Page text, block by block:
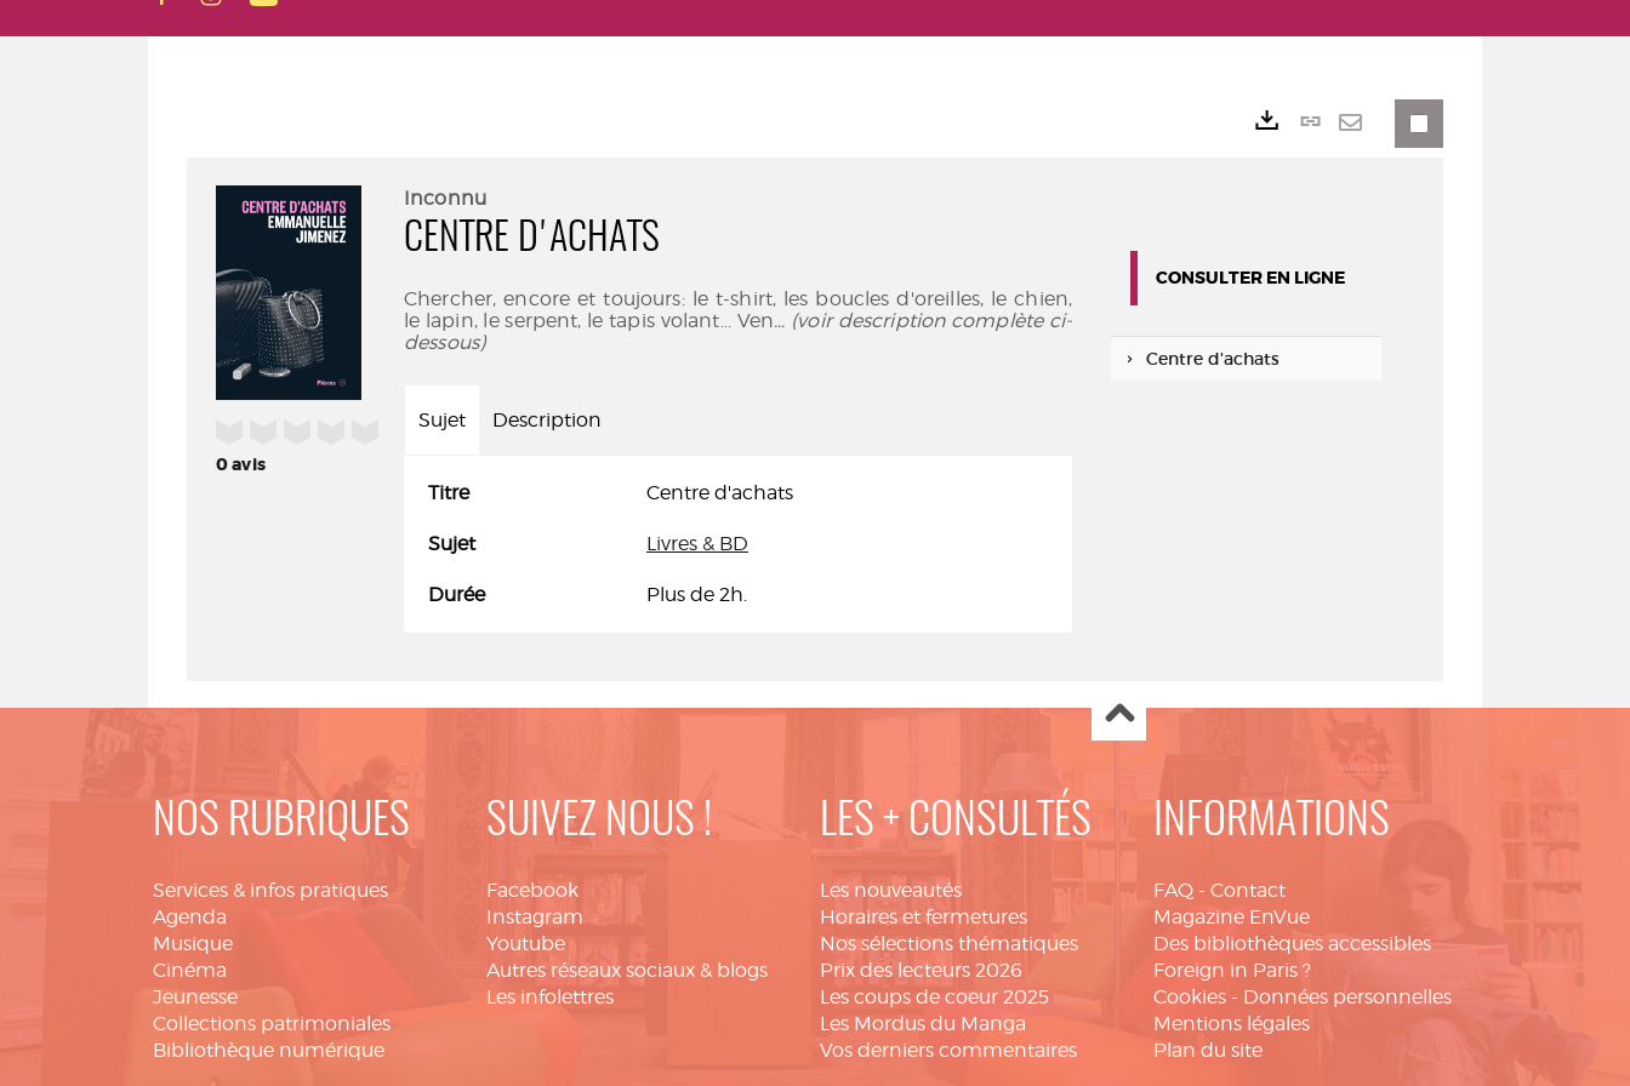
0avis
Inconnu
CENTRE D'ACHATS
Chercher, encore et toujours: le t-shirt, les boucles d'oreilles, le chien,
le lapin, le serpent, le tapis volant... Ven... (voir description complète ci-
dessous)
Sujet Description
Titre Centre d'achats
Sujet Livres & BD
Durée Plus de 2h.
Lien
CONSULTER EN LIGNE
Centre d'achats
NOS RUBRIQUES
Services & infos pratiques
Agenda
Musique
Cinéma
Jeunesse
Collections patrimoniales
Bibliothèque numérique
SUIVEZ NOUS !
Facebook
Instagram
Youtube
Autres réseaux sociaux & blogs
Les infolettres
LES + CONSULTÉS
Les nouveautés
Horaires et fermetures
Nos sélections thématiques
Prix des lecteurs 2026
Les coups de coeur 2025
Les Mordus du Manga
Vos derniers commentaires
INFORMATIONS
FAQ - Contact
Magazine EnVue
Des bibliothèques accessibles
Foreign in Paris ?
Cookies - Données personnelles
Mentions légales
Plan du site